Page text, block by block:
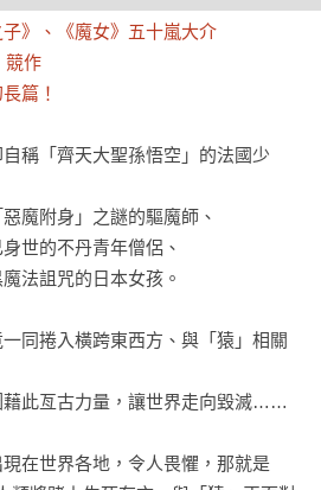
子》、《魔女》五十嵐大介
競作
篇！
稱「齊天大聖孫悟空」的法國少
魔附身」之謎的驅魔師、
世的不丹青年僧侶、
法詛咒的日本女孩。
同捲入橫跨東西方、與「猿」相關
藉此亙古力量，讓世界走向毀滅……
在世界各地，令人畏懼，那就是